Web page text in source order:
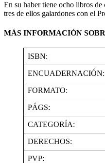
En su haber tiene ocho libros
tres de ellos galardones con el
MÁS INFORMACIÓN
ISBN:
ENCUADERNACIÓN:
FORMATO:
PÁGS:
CATEGORÍA:
DERECHOS:
PVP: